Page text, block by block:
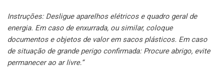
Instruções: Desligue aparelhos elétricos e quadro geral de
energia. Em caso de enxurrada, ou similar, coloque
documentos e objetos de valor em sacos plásticos. Em caso
de situação de grande perigo confirmada: Procure abrigo, evite
permanecer ao ar livre.”